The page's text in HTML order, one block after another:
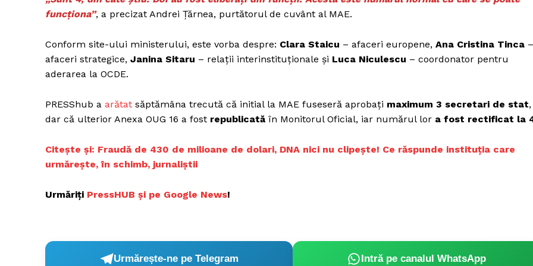
funcționa”, a precizat Andrei Țărnea, purtătorul de cuvânt al MAE.
Conform site-ului ministerului, este vorba despre: Clara Staicu – afaceri europene, Ana Cristina Tinca –
afaceri strategice, Janina Sitaru – relații interinstituționale și Luca Niculescu – coordonator pentru
aderarea la OCDE.
PRESShub a arătat săptămâna trecută că initial la MAE fuseseră aprobați maximum 3 secretari de stat,
dar că ulterior Anexa OUG 16 a fost republicată în Monitorul Oficial, iar numărul lor a fost rectificat la
Citește și: Fraudă de 430 de milioane de dolari, DNA nici nu clipește! Ce răspunde instituția care
urmărește, în schimb, jurnaliștii
Urmăriți PressHUB și pe Google News!
Urmărește-ne pe Telegram Intră pe canalul WhatsApp